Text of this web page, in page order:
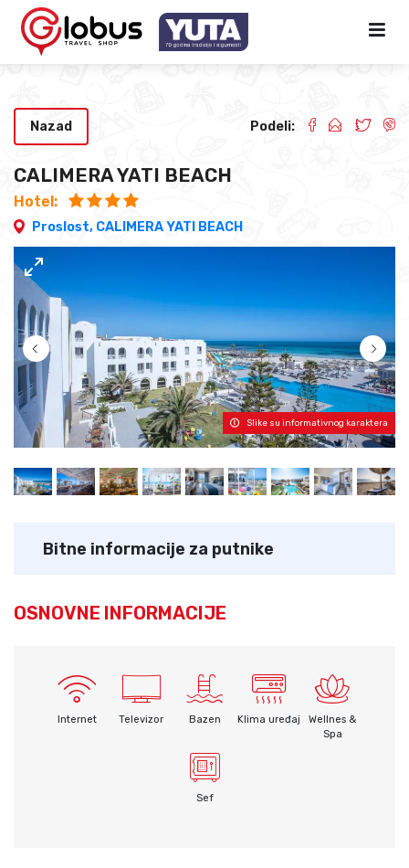
CALIMERA YATI BEACH
Hotel:
Proslost, CALIMERA YATI BEACH
Nazad Podeli:
Slike su informativnog karaktera
Bitne informacije za putnike
OSNOVNE INFORMACIJE
Internet Televizor Bazen Klima uređaj
Wellnes &
Spa
Sef